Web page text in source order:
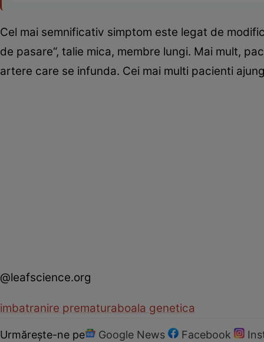
Cel mai semnificativ simptom este legat de
de pasare“, talie mica, membre lungi. Mai mult,
artere care se infunda. Cei mai multi pacienti
@leafscience.org
imbatranire prematuraboala genetica
Urmărește-ne pe Google News Facebook